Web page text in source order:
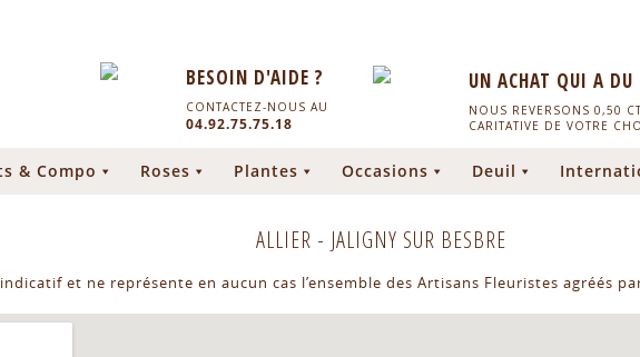
BESOIN D'AIDE ?
CONTACTEZ-NOUS AU
04.92.75.75.18
UN ACHAT QUI A DU
NOUS REVERSONS 0,50
CARITATIVE DE VOTRE
& Compo Roses Plantes Occasions Deuil
ALLIER - JALIGNY SUR BESBRE
et ne représente en aucun cas l’ensemble des Artisans Fleuristes agréés